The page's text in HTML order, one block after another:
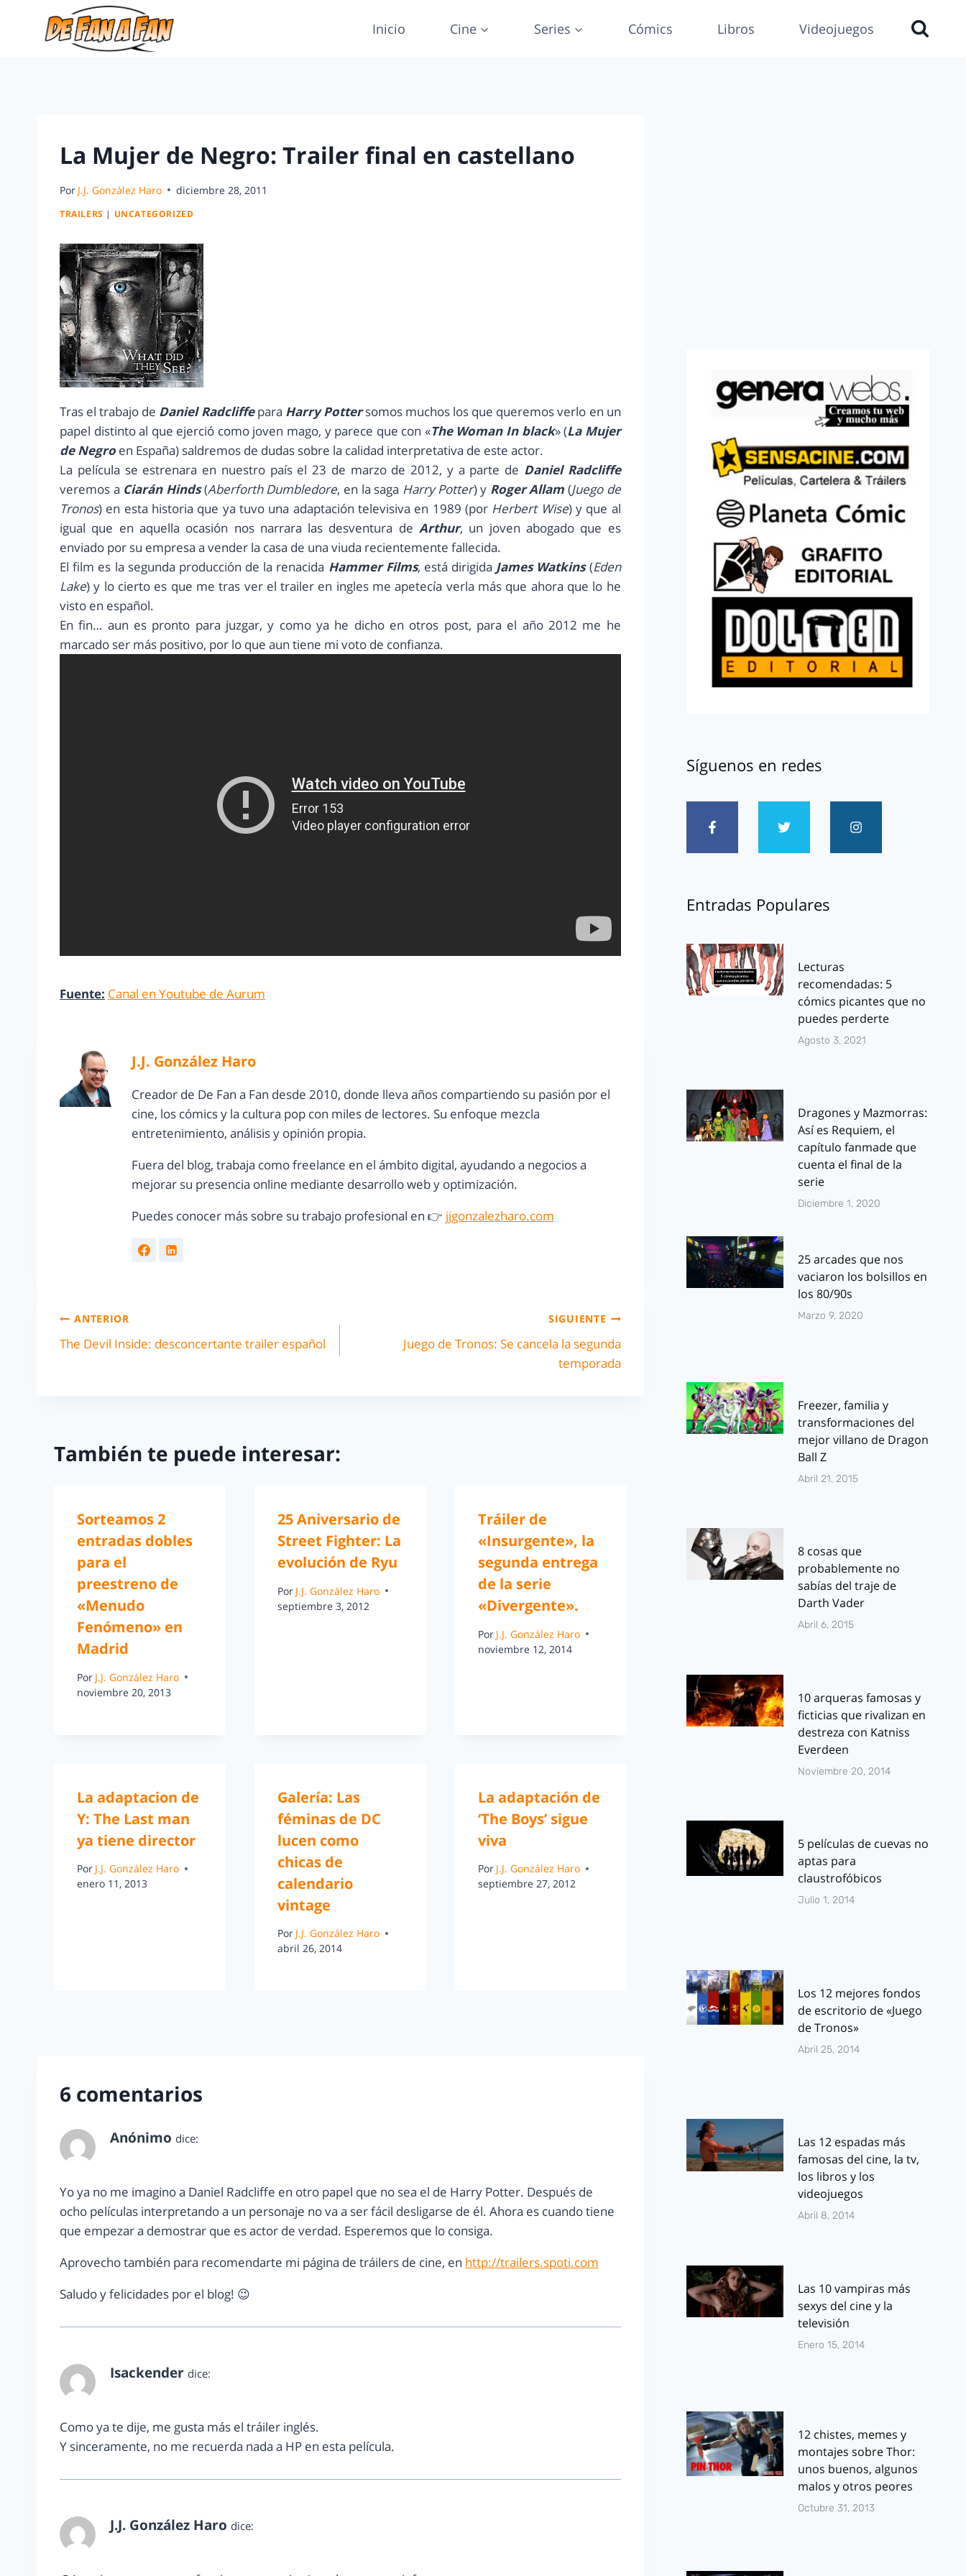
Inicio Cine Series Cómics Libros Videojuegos
La Mujer de Negro: Trailer final en castellano
Por J.J. González Haro diciembre 28, 2011
TRAILERS | UNCATEGORIZED
Tras el trabajo de Daniel Radcliffepara Harry Pottersomos muchos los que queremos verlo en un
papel distinto al que ejerció como joven mago, y parece que con «The Woman In black» (La Mujer
de Negro en España) saldremos de dudas sobre la calidad interpretativa de este actor.
La película se estrenara en nuestro país el 23 de marzo de 2012, y a parte de Daniel Radcliffe
veremos a Ciarán Hinds(Aberforth Dumbledore, en la saga Harry Potter) y Roger Allam (Juego de
Tronos) en esta historia que ya tuvo una adaptación televisiva en 1989 (por Herbert Wise) y que al
igual que en aquella ocasión nos narrara las desventura deArthur, un joven abogado que es
enviado por su empresa a vender la casa de una viuda recientemente fallecida.
El film es la segunda producción de la renacida Hammer Films, está dirigida James Watkins(Eden
Lake) y lo cierto es que me tras ver el trailer en ingles me apetecía verla más que ahora que lo he
visto en español.
En fin… aun es pronto para juzgar, y como ya he dicho en otros post, para el año 2012 me he
marcado ser más positivo, por lo que aun tiene mi voto de confianza.
Fuente: Canal en Youtube de Aurum
J.J. González Haro
Creador de De Fan a Fan desde 2010, donde lleva años compartiendo su pasión por el
cine, los cómics y la cultura pop con miles de lectores. Su enfoque mezcla
entretenimiento, análisis y opinión propia.
Fuera del blog, trabaja como freelance en el ámbito digital, ayudando a negocios a
mejorar su presencia online mediante desarrollo web y optimización.
Puedes conocer más sobre su trabajo profesional en 👉 jjgonzalezharo.com
ANTERIOR
The Devil Inside: desconcertante trailer español
SIGUIENTE
Juego de Tronos: Se cancela la segunda
temporada
También te puede interesar:
Sorteamos 2
entradas dobles
para el
preestreno de
«Menudo
Fenómeno» en
Madrid
Por J.J. González Haro
noviembre 20, 2013
25 Aniversario de
Street Fighter: La
evolución de Ryu
Por J.J. González Haro
septiembre 3, 2012
Tráiler de
«Insurgente», la
segunda entrega
de la serie
«Divergente».
Por J.J. González Haro
noviembre 12, 2014
La adaptacion de
Y: The Last man
ya tiene director
Por J.J. González Haro
enero 11, 2013
Galería: Las
féminas de DC
lucen como
chicas de
calendario
vintage
Por J.J. González Haro
abril 26, 2014
La adaptación de
‘The Boys’ sigue
viva
Por J.J. González Haro
septiembre 27, 2012
6 comentarios
Anónimo dice:
Yo ya no me imagino a Daniel Radcliffe en otro papel que no sea el de Harry Potter. Después de
ocho películas interpretando a un personaje no va a ser fácil desligarse de él. Ahora es cuando tiene
que empezar a demostrar que es actor de verdad. Esperemos que lo consiga.
Aprovecho también para recomendarte mi página de tráilers de cine, en http://trailers.spoti.com
Saludo y felicidades por el blog! 😉
Isackender dice:
Como ya te dije, me gusta más el tráiler inglés.
Y sinceramente, no me recuerda nada a HP en esta película.
J.J. González Haro dice:
Síguenos en redes
Entradas Populares
Lecturas
recomendadas: 5
cómics picantes que no
puedes perderte
Agosto 3, 2021
Dragones y Mazmorras:
Así es Requiem, el
capítulo fanmade que
cuenta el final de la
serie
Diciembre 1, 2020
25 arcades que nos
vaciaron los bolsillos en
los 80/90s
Marzo 9, 2020
Freezer, familia y
transformaciones del
mejor villano de Dragon
Ball Z
Abril 21, 2015
8 cosas que
probablemente no
sabías del traje de
Darth Vader
Abril 6, 2015
10 arqueras famosas y
ficticias que rivalizan en
destreza con Katniss
Everdeen
Noviembre 20, 2014
5 películas de cuevas no
aptas para
claustrofóbicos
Julio 1, 2014
Los 12 mejores fondos
de escritorio de «Juego
de Tronos»
Abril 25, 2014
Las 12 espadas más
famosas del cine, la tv,
los libros y los
videojuegos
Abril 8, 2014
Las 10 vampiras más
sexys del cine y la
televisión
Enero 15, 2014
12 chistes, memes y
montajes sobre Thor:
unos buenos, algunos
malos y otros peores
Octubre 31, 2013